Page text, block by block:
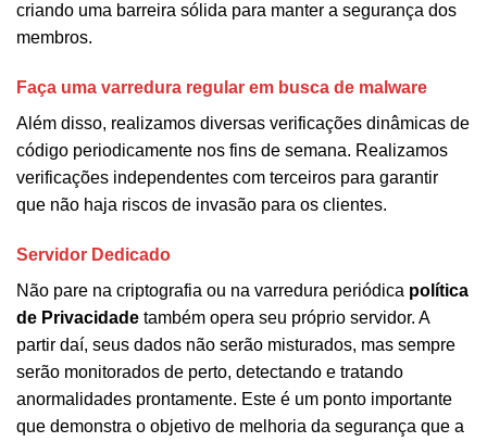
criando uma barreira sólida para manter a segurança dos
membros.
Faça uma varredura regular em busca de malware
Além disso, realizamos diversas verificações dinâmicas de
código periodicamente nos fins de semana. Realizamos
verificações independentes com terceiros para garantir
que não haja riscos de invasão para os clientes.
Servidor Dedicado
Não pare na criptografia ou na varredura periódica política
de Privacidade também opera seu próprio servidor. A
partir daí, seus dados não serão misturados, mas sempre
serão monitorados de perto, detectando e tratando
anormalidades prontamente. Este é um ponto importante
que demonstra o objetivo de melhoria da segurança que a